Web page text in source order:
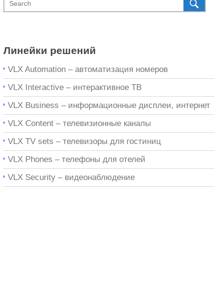
Линейки решений
VLX Automation – автоматизация номеров
VLX Interactive – интерактивное ТВ
VLX Business – информационные дисплеи, интернет
VLX Content – телевизионные каналы
VLX TV sets – телевизоры для гостиниц
VLX Phones – телефоны для отелей
VLX Security – видеонаблюдение